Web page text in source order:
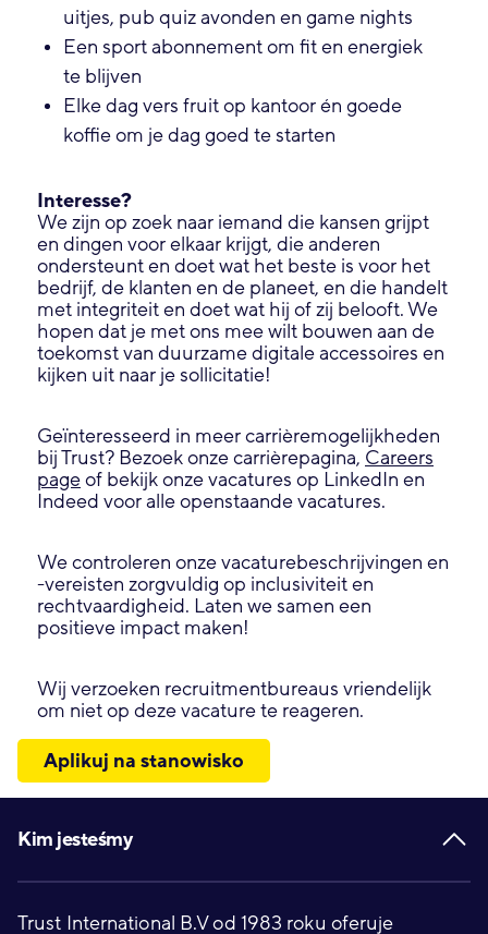
uitjes, pub quiz avonden en game nights
Een sport abonnement om fit en energiek
te blijven
Elke dag vers fruit op kantoor én goede
koffie om je dag goed te starten
Interesse?
We zijn op zoek naar iemand die kansen grijpt
en dingen voor elkaar krijgt, die anderen
ondersteunt en doet wat het beste is voor het
bedrijf, de klanten en de planeet, en die handelt
met integriteit en doet wat hij of zij belooft. We
hopen dat je met ons mee wilt bouwen aan de
toekomst van duurzame digitale accessoires en
kijken uit naar je sollicitatie!
Geïnteresseerd in meer carrièremogelijkheden
bij Trust? Bezoek onze carrièrepagina, Careers
page of bekijk onze vacatures op LinkedIn en
Indeed voor alle openstaande vacatures.
We controleren onze vacaturebeschrijvingen en
-vereisten zorgvuldig op inclusiviteit en
rechtvaardigheid. Laten we samen een
positieve impact maken!
Wij verzoeken recruitmentbureaus vriendelijk
om niet op deze vacature te reageren.
Aplikuj na stanowisko
Footer
Kim jesteśmy
Trust International B.V od 1983 roku oferuje